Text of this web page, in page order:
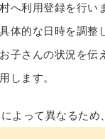
へ利用登録を行い
体的な日時を調整
子さんの状況を伝
します。
よって異なるため